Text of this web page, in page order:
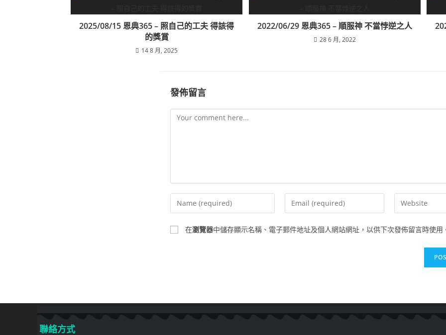
2025/08/15 恩典365 – 照自己的工夫 得該得
的獎賞
14 8 月, 2025
2022/06/29 恩典365 – 順服神 不當悖逆之人
28 6 月, 2022
發佈留言
在瀏覽器中儲存顯示名稱、電子郵件地址及個人網站網址，以供下次發佈留言時使用
聯絡方式